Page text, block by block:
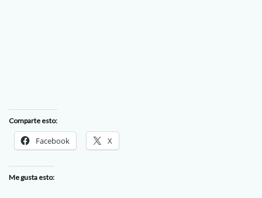
Comparte esto:
Facebook X
Me gusta esto: